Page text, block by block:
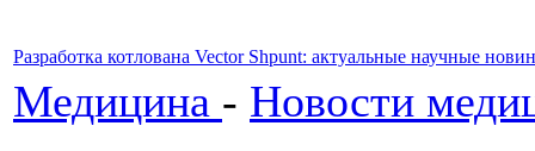
Разработка котлована Vector Shpunt: актуальные научные
Медицина - Новости